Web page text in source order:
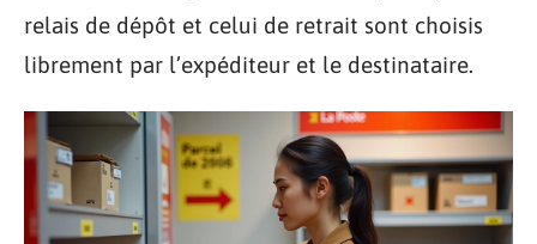
relais de dépôt et celui de retrait sont choisis
librement par l’expéditeur et le destinataire.